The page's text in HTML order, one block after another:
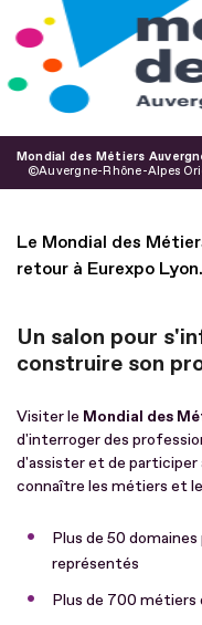
Mondial des Métiers
Auvergne-Rhône-Alpes
Le Mondial des
retour à Eurexpo Lyon.
Un salon pour
construire son
Visiter le Mondial des
d'interroger des
d'assister et de
connaître les métiers et
Plus de 50
représentés
Plus de 700